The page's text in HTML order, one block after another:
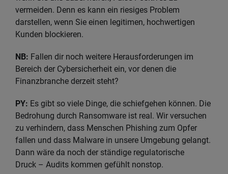
vermeiden. Denn es kann ein riesiges Problem
darstellen, wenn Sie einen legitimen, hochwertigen
Kunden blockieren.
NB: Fallen dir noch weitere Herausforderungen im
Bereich der Cybersicherheit ein, vor denen die
Finanzbranche derzeit steht?
PY: Es gibt so viele Dinge, die schiefgehen können. Die
Bedrohung durch Ransomware ist real. Wir versuchen
zu verhindern, dass Menschen Phishing zum Opfer
fallen und dass Malware in unsere Umgebung gelangt.
Dann wäre da noch der ständige regulatorische
Druck – Audits kommen gefühlt nonstop.